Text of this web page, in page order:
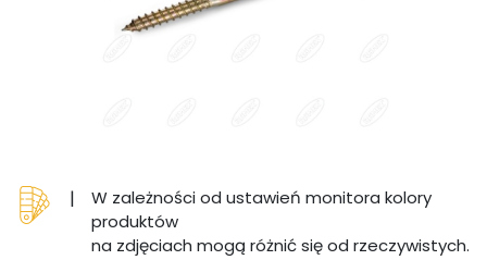
|
W zależności od ustawień monitora kolory
produktów
na zdjęciach mogą różnić się od rzeczywistych.